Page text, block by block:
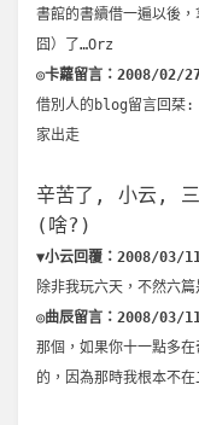
書館的書續借一遍以後
囧）了…Orz
◎卡蘿留言：2008/02/
借別人的blog留言回栞
家出走
辛苦了, 小云, 三
(啥?)
▼小云回覆：2008/03/
除非我玩六天，不然六篇
◎曲辰留言：2008/03/
那個，如果你十一點多
的，因為那時我根本不在